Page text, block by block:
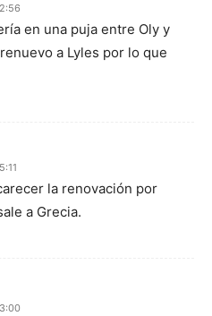
en una puja entre Oly y
a Lyles por lo que
la renovación por
a Grecia.